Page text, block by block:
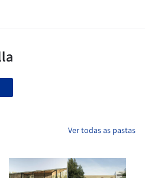
Ver todas as pastas